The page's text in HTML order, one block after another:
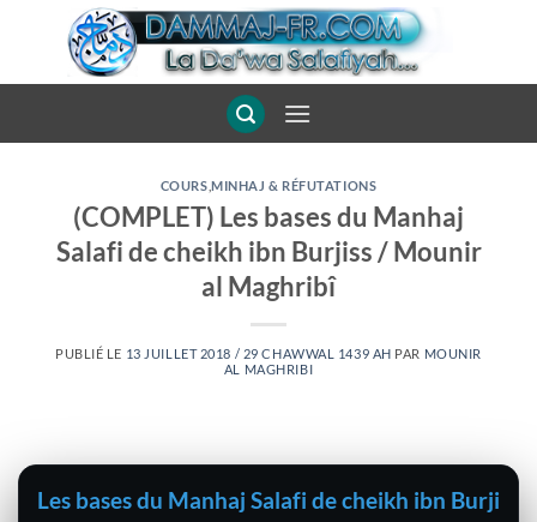
COURS ,MINHAJ & RÉFUTATIONS
(COMPLET) Les bases du Manhaj
Salafi de cheikh ibn Burjiss / Mounir
al Maghribî
PUBLIÉ LE 13 JUILLET 2018 / 29 CHAWWAL 1439 AH PAR MOUNIR
AL MAGHRIBI
Les bases du Manhaj Salafi de cheikh ibn